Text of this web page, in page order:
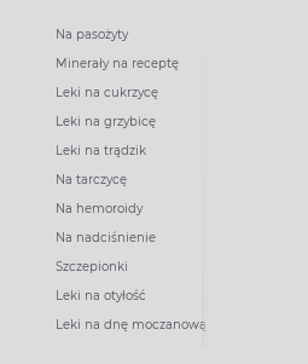
Na pasożyty
Minerały na receptę
Leki na cukrzycę
Leki na grzybicę
Leki na trądzik
Na tarczycę
Na hemoroidy
Na nadciśnienie
Szczepionki
Leki na otyłość
Leki na dnę moczanową